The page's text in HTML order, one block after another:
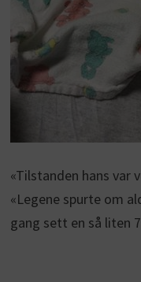
«Tilstanden hans var
«Legene spurte om
gang sett en så liten